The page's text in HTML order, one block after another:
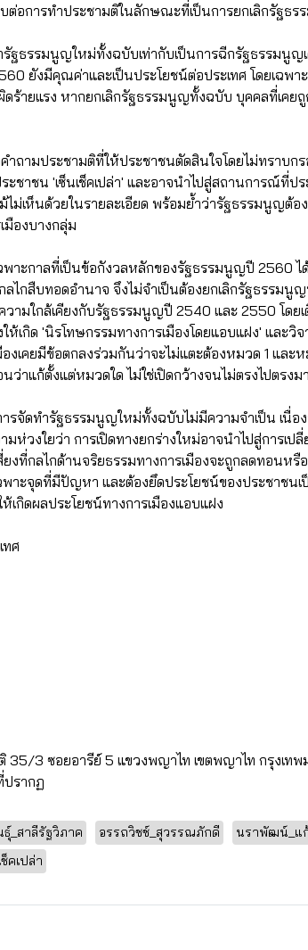
ต่อการทำประชามติในลักษณะที่เป็นการยกเลิกรัฐธ
รัฐธรรมนูญใหม่ทั้งฉบับเท่ากับเป็นการฉีกรัฐธรรม
ยังมีคุณค่าและเป็นประโยชน์ต่อประเทศ โดยเฉพา
ร้ายแรง หากยกเลิกรัฐธรรมนูญทั้งฉบับ บุคคลที่เคยถู
ำถามประชามติที่ให้ประชาชนตัดสินใจโดยไม่ทราบก
ะชาชน 'เซ็นเช็คเปล่า' และอาจนำไปสู่สถานการณ์ที่ป
ม่เห็นด้วยในรายละเอียด พร้อมย้ำว่ารัฐธรรมนูญต้อ
มืองบางกลุ่ม
พาะกาลที่เป็นข้อกังวลหลักของรัฐธรรมนูญปี 2560 ไ
ไกสืบทอดอำนาจ จึงไม่จำเป็นต้องยกเลิกรัฐธรรมนู
มใกล้เคียงกับรัฐธรรมนูญปี 2540 และ 2550 โดย
ห้เกิด 'นิรโทษกรรมทางการเมืองโดยแอบแฝง' และ
องเคยมีข้อตกลงร่วมกันว่าจะไม่แตะต้องหมวด 1 และ
ว่าแก้ตั้งแต่หมวดใด ไม่ใช่เปิดกว้างจนไม่ตรงไปตรงมา
จัดทำรัฐธรรมนูญใหม่ทั้งฉบับไม่มีความจำเป็น เนื่อง
ห่วงใยว่า การเปิดทางยกร่างใหม่อาจนำไปสู่การ
งที่กลไกด้านจริยธรรมทางการเมืองจะถูกลดทอนหรื
พาะจุดที่มีปัญหา และต้องยึดประโยชน์ของประชาชนเ
เกิดผลประโยชน์ทางการเมืองแอบแฝง
ทศ
35/3 ซอยอารีย์ 5 แขวงพญาไท เขตพญาไท กรุงเท
ปรากฏ
_สาลีรัฐวิภาค อรรถวิชช์_สุวรรณภักดี
นราพัฒน์_แ
ช็คเปล่า